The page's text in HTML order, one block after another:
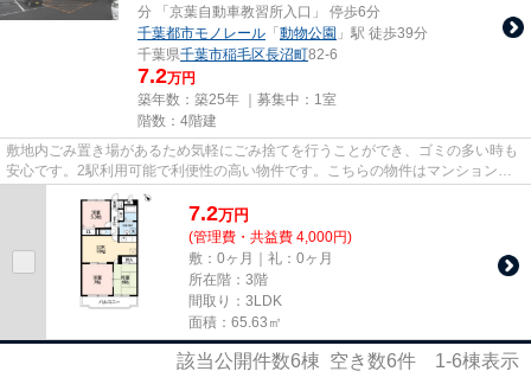
分 「京葉自動車教習所入口」 停歩6分
千葉都市モノレール 「動物公園 」駅 徒歩39分
千葉県千葉市稲毛区長沼町82-6
7.2万円
築年数：築25年 ｜募集中： 1室
階数：4階建
敷地内ごみ置き場があるため気軽にごみ捨てを行うことができ、ゴミの多い時も
安心です。2駅利用可能で利便性の高い物件です。こちらの物件はマンションで
す。総武本線稲毛周辺に関する...
7.2万円
(管理費・共益費 4,000円)
敷：0ヶ月｜礼：0ヶ月
所在階：3階
間取り：3LDK
面積：65.63㎡
該当公開件数6棟 空き数6件 1-6棟表示